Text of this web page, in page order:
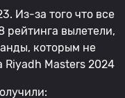
Из-за того что все
рейтинга вылетели,
которым не
Riyadh Masters 2024